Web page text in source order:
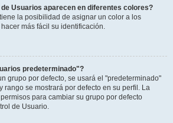
Usuarios aparecen en diferentes colores?
la posibilidad de asignar un color a los
más fácil su identificación.
predeterminado"?
grupo por defecto, se usará el "predeterminado"
rango se mostrará por defecto en su perfil. La
para cambiar su grupo por defecto
de Usuario.